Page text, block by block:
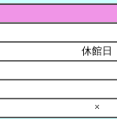
休館日
×